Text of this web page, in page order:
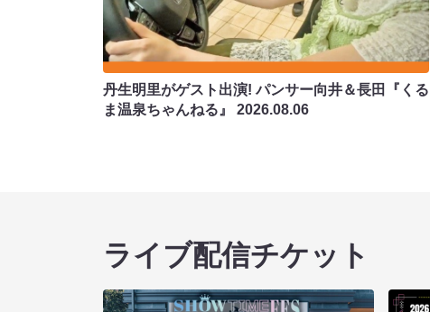
丹生明里がゲスト出演! パンサー向井＆長田『くる
ま温泉ちゃんねる』 2026.08.06
ライブ配信チケット